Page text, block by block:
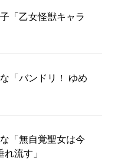
「乙女怪獣キャラ
「バンドリ！ ゆめ
「無自覚聖女は今
流す」